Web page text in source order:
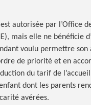
autorisée par l’Office
mais elle ne bénéficie
voulu permettre son
de priorité et en
du tarif de
dont les parents
avérées.